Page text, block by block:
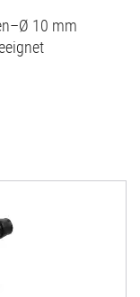
10 mm